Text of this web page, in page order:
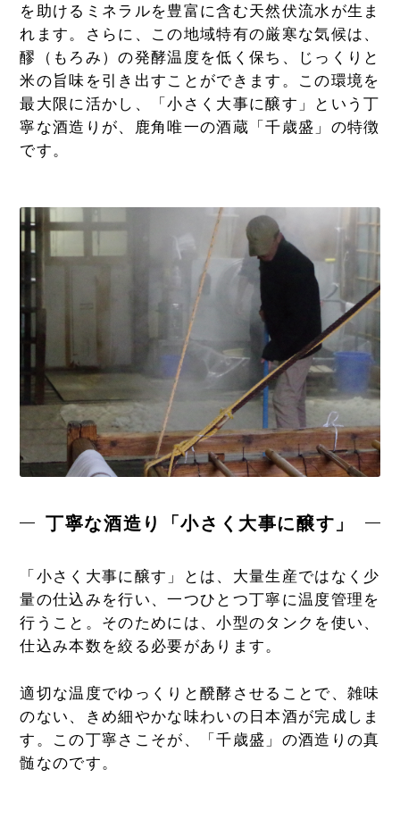
を助けるミネラルを豊富に含む天然伏流水が生ま
れます。さらに、この地域特有の厳寒な気候は、
醪（もろみ）の発酵温度を低く保ち、じっくりと
米の旨味を引き出すことができます。この環境を
最大限に活かし、「小さく大事に醸す」という丁
寧な酒造りが、鹿角唯一の酒蔵「千歳盛」の特徴
です。
丁寧な酒造り「小さく大事に醸す」
「小さく大事に醸す」とは、大量生産ではなく少
量の仕込みを行い、一つひとつ丁寧に温度管理を
行うこと。そのためには、小型のタンクを使い、
仕込み本数を絞る必要があります。
適切な温度でゆっくりと醗酵させることで、雑味
のない、きめ細やかな味わいの日本酒が完成しま
す。この丁寧さこそが、「千歳盛」の酒造りの真
髄なのです。